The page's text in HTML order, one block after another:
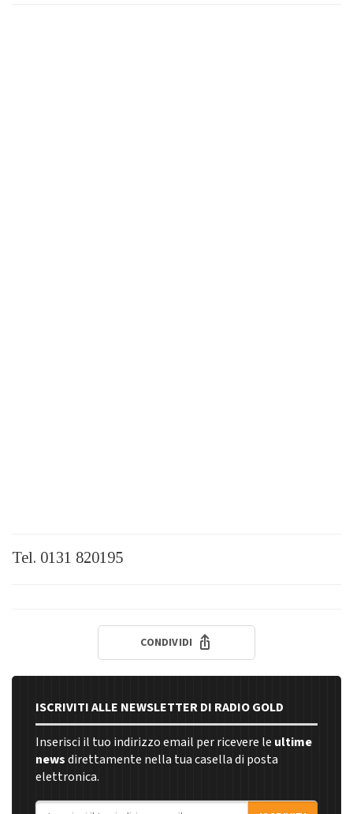
Tel. 0131 820195
CONDIVIDI
ISCRIVITI ALLE NEWSLETTER DI RADIO GOLD
Inserisci il tuo indirizzo email per ricevere le ultime
newsdirettamente nella tua casella di posta
elettronica.
Indirizzo email